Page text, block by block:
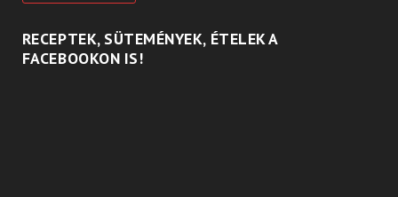
RECEPTEK, SÜTEMÉNYEK, ÉTELEK A
FACEBOOKON IS!